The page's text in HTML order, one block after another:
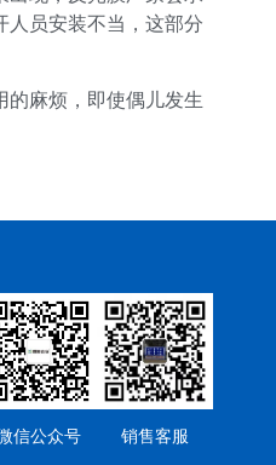
人员安装不当，这部分
的麻烦，即使偶儿发生
信公众号 销售客服